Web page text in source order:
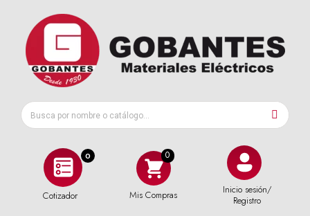
0
Cotizador Mis Compras
Inicio sesión/
Registro